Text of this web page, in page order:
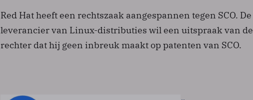
Red Hat heeft een rechtszaak aangespannen tegen SCO. De
leverancier van Linux-distributies wil een uitspraak van de
rechter dat hij geen inbreuk maakt op patenten van SCO.